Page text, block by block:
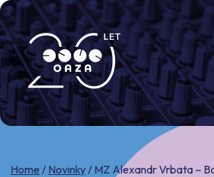
Skip
to
content
Home / Novinky/ MZ Alexandr Vrbata –